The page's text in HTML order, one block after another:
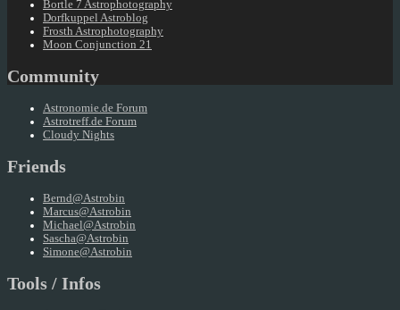
Bortle 7 Astrophotography
Dorfkuppel Astroblog
Frosth Astrophotography
Moon Conjunction 21
Community
Astronomie.de Forum
Astrotreff.de Forum
Cloudy Nights
Friends
Bernd@Astrobin
Marcus@Astrobin
Michael@Astrobin
Sascha@Astrobin
Simone@Astrobin
Tools / Infos